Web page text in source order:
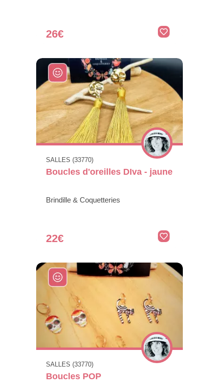
26€
SALLES (33770)
Boucles d'oreilles DIva - jaune
Brindille & Coquetteries
22€
SALLES (33770)
Boucles POP